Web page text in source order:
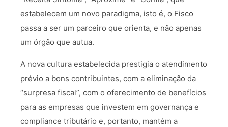
estabelecem um novo paradigma, isto é, o Fisco
passa a ser um parceiro que orienta, e não apenas
um órgão que autua.
A nova cultura estabelecida prestigia o atendimento
prévio a bons contribuintes, com a eliminação da
“surpresa fiscal”, com o oferecimento de benefícios
para as empresas que investem em governança e
compliance tributário e, portanto, mantém a